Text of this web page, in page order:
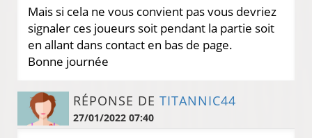
Mais si cela ne vous convient pas vous devriez
signaler ces joueurs soit pendant la partie soit
en allant dans contact en bas de page.
Bonne journée
RÉPONSE DE TITANNIC44
27/01/2022 07:40